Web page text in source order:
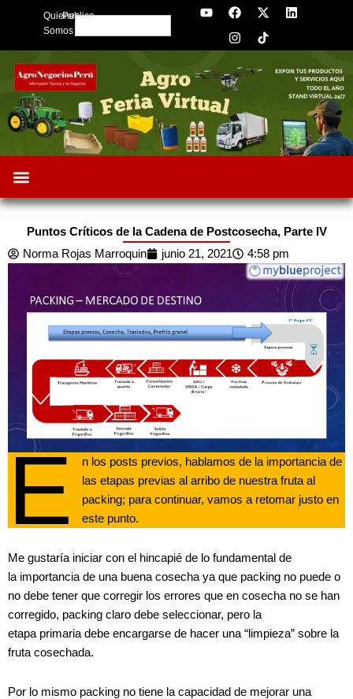
Quienes
Somos
Publica
Search
Y
o
b
e
F
a
c
e
o
o
k
X
-
t
w
t
L
i
d
n
I
n
s
t
g
r
a
Puntos Críticos de la Cadena de Postcosecha, Parte IV
Norma Rojas Marroquin
junio 21, 2021 4:58 pm
E
n los posts previos, hablamos de la importancia de
las etapas previas al arribo de nuestra fruta al
packing; para continuar, vamos a retomar justo en
este punto.
Me gustaría iniciar con el hincapié de lo fundamental de
la importancia de una buena cosecha ya que packing no puede o
no debe tener que corregir los errores que en cosecha no se han
corregido, packing claro debe seleccionar, pero la
etapa primaria debe encargarse de hacer una “limpieza” sobre la
fruta cosechada.
Por lo mismo packing no tiene la capacidad de mejorar una